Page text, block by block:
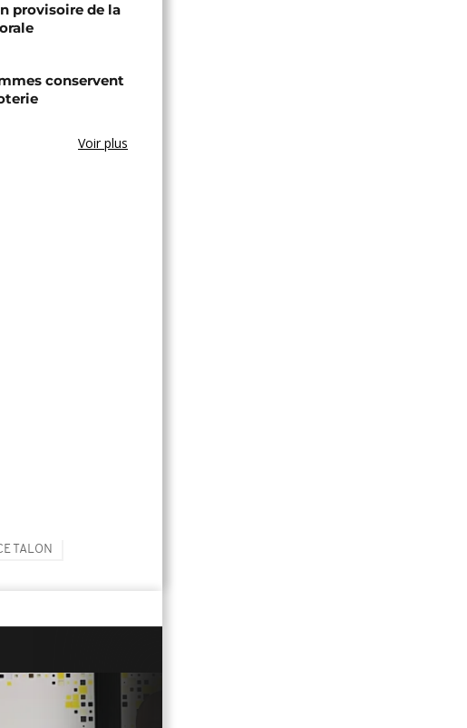
provisoire de la
conservent
Voir plus
TALON